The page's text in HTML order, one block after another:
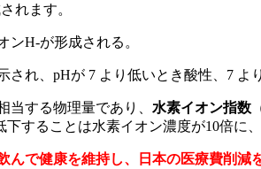
れます。
ンH-が形成される。
され、pHが 7 より低いとき酸性、7 よ
当する物理量であり、 水素イオン指数
することは水素イオン濃度が10倍に
で健康を維持し、日本の医療費削減を